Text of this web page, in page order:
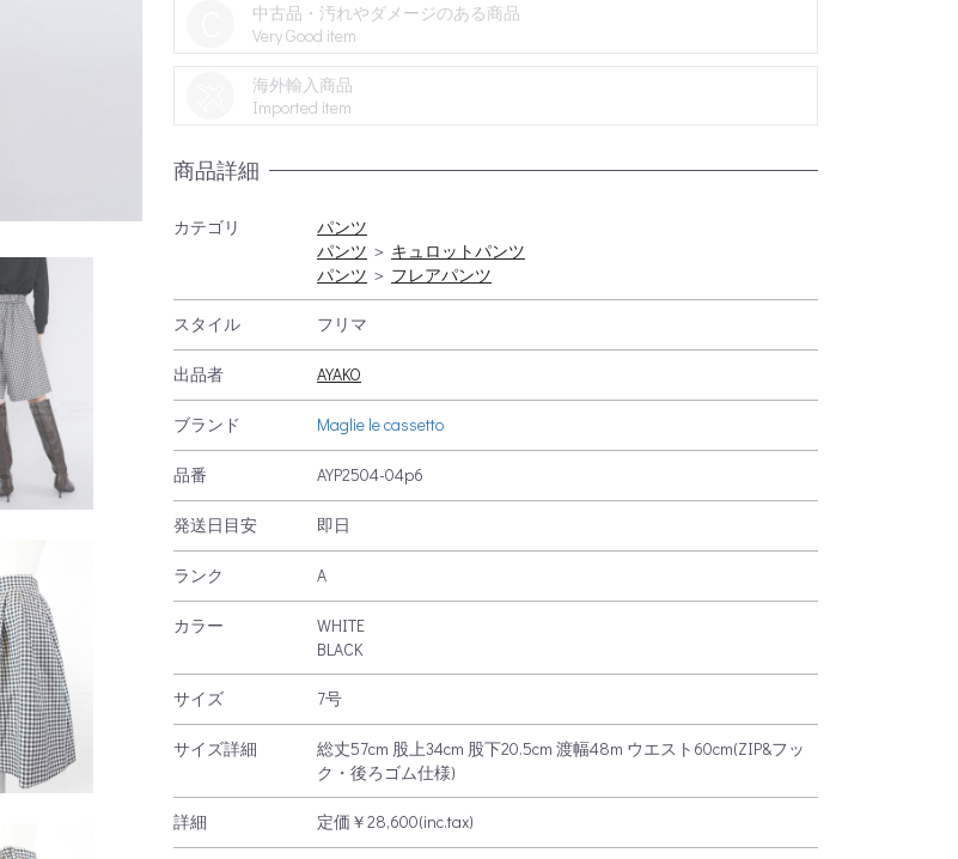
まだメンバー登録がお済みでない方
新規無料メンバー登録
既にRE MODEメンバーの方
ログイン
お買い物を続ける CARTへ進む
中古品・汚れやダメージのある商品
Very Good item
海外輸入商品
Imported item
商品詳細
カテゴリ
パンツ
パンツ ＞ キュロットパンツ
パンツ ＞ フレアパンツ
スタイル フリマ
出品者 AYAKO
ブランド Maglie le cassetto
品番 AYP2504-04p6
発送日目安 即日
ランク A
カラー
WHITE
BLACK
サイズ 7号
サイズ詳細
総丈57cm 股上34cm 股下20.5cm 渡幅48m ウエスト60cm(ZIP&フッ
ク・後ろゴム仕様)
詳細 定価￥28,600(inc.tax)